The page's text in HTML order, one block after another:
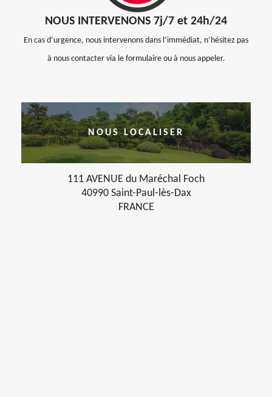
NOUS INTERVENONS 7j/7 et 24h/24
En cas d’urgence, nous intervenons dans l’immédiat, n’hésitez pas
à nous contacter via le formulaire ou à nous appeler.
NOUS LOCALISER
111 AVENUE du Maréchal Foch
40990 Saint-Paul-lès-Dax
FRANCE